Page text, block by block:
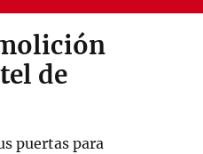
de
puertas para